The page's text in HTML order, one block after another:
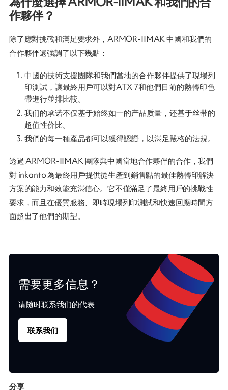
作夥伴？
除了應對挑戰和滿足要求外，ARMOR-IIMAK 中國和我們的
合作夥伴還強調了以下幾點：
中國的技術支援團隊和我們當地的合作夥伴提供了現場列
印測試，讓最終用戶可以對ATX 7和他們目前的熱轉印色
帶進行並排比較。
我们的承诺不仅基于始终如一的产品质量，还基于丝带的
超值性价比。
我們的每一種產品都可以獲得認證，以滿足嚴格的法規。
透過 ARMOR-IIMAK 團隊與中國當地合作夥伴的合作，我們
對 inkanto 為最終用戶提供從生產到銷售點的最佳熱轉印解決
方案的能力和效能充滿信心。它不僅滿足了最終用戶的挑戰性
要求，而且在優質服務、即時現場列印測試和快速回應時間方
面超出了他們的期望。
需要更多信息？
请随时联系我们的代表
联系我们
分享